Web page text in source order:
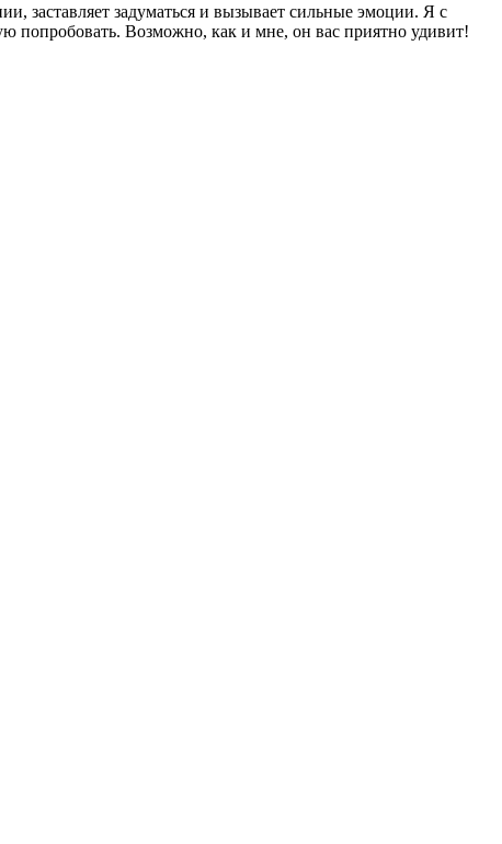
заставляет задуматься и вызывает сильные эмоции. Я с
попробовать. Возможно, как и мне, он вас приятно удивит!